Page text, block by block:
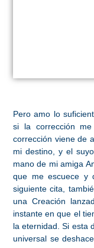
Pero amo lo
si la corrección
corrección viene de
mi destino, y el
mano de mi amiga
que me escuece y
siguiente cita,
una Creación
instante en que el
la eternidad. Si esta
universal se